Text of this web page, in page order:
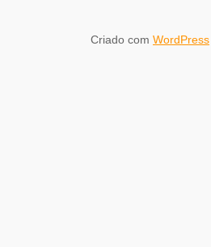
Criado com WordPress